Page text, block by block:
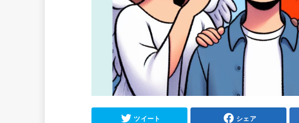
ツイート シェア